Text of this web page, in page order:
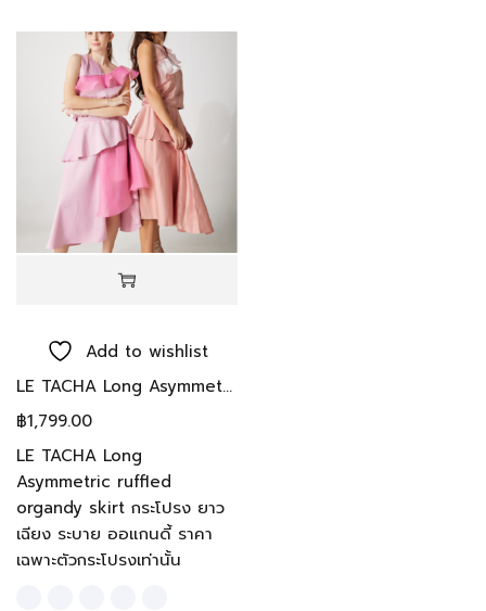
Add to wishlist
LE TACHA Long Asymmetric ruffled organdy skirt กระโปรง ยาว เฉียง ระบาย ออแกนดี้
฿1,799.00
LE TACHA Long
Asymmetric ruffled
organdy skirt กระโปรง ยาว
เฉียง ระบาย ออแกนดี้ ราคา
เฉพาะตัวกระโปรงเท่านั้น